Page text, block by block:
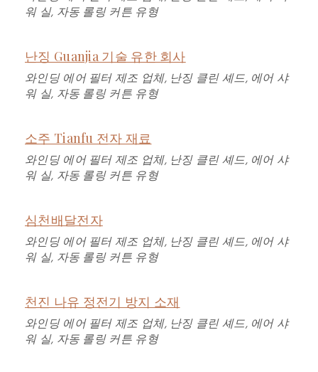
워 실, 자동 롤링 커튼 유형
난징 Guanjia 기술 유한 회사
와인딩 에어 필터 제조 업체, 난징 클린 셰드, 에어 샤
워 실, 자동 롤링 커튼 유형
소주 Tianfu 전자 재료
와인딩 에어 필터 제조 업체, 난징 클린 셰드, 에어 샤
워 실, 자동 롤링 커튼 유형
심천배달전자
와인딩 에어 필터 제조 업체, 난징 클린 셰드, 에어 샤
워 실, 자동 롤링 커튼 유형
천진 나유 정전기 방지 소재
와인딩 에어 필터 제조 업체, 난징 클린 셰드, 에어 샤
워 실, 자동 롤링 커튼 유형